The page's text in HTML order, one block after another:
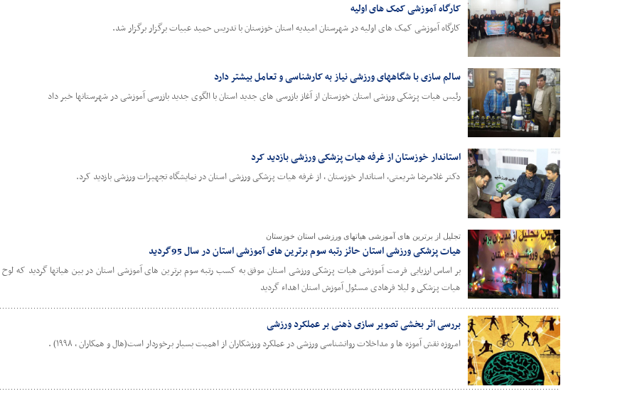
کارگاه آموزشی کمک های اولیه
کارگاه آموزشی کمک های اولیه در شهرستان امیدیه استان خوزستان با تدریس حمید عبیات برگزار برگزار شد.
سالم سازی با شگاههای ورزشی نیاز به کارشناسی و تعامل بیشتر دارد
رئیس هیات پزشکی ورزشی استان خوزستان از آغاز بازرسی های جدید استان با الگوی جدید بازرسی آموزشی در شهرستانها خبر داد
استاندار خوزستان از غرفه هیات پزشکی ورزشی بازدید کرد
دکتر غلامرضا شریعتی، استاندار خوزستان ، از غرفه هیات پزشکی ورزشی استان در نمایشگاه تجهیزات ورزشی بازدید کرد.
تجلیل از برترین های آموزشی هیاتهای ورزشی استان خوزستان
هیات پزشکی ورزشی استان حائز رتبه سوم برترین های آموزشی استان در سال 95گردید
بر اساس ارزیابی فرمت آموزشی هیات پزشکی ورزشی استان موفق به کسب رتبه سوم برترین های آموزشی استان در بین هیاتها گردید که
هیات پزشکی و لیلا فرهادی مسئول آموزش استان اهداء گردید
بررسی اثر بخشی تصویر سازی ذهنی بر عملکرد ورزشی
امروزه نقش آموزه ها و مداخلات روانشناسی ورزشی در عملکرد ورزشکاران از اهمیت بسیار برخوردار است(هال و همکاران ، ۱۹۹۸) .